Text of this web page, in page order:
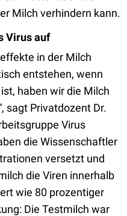
Milch verhindern kann.
Virus auf
in der Milch
entstehen, wenn
haben wir die Milch
sagt Privatdozent Dr.
Virus
die Wissenschaftler
versetzt und
die Viren innerhalb
wie 80 prozentiger
Die Testmilch war